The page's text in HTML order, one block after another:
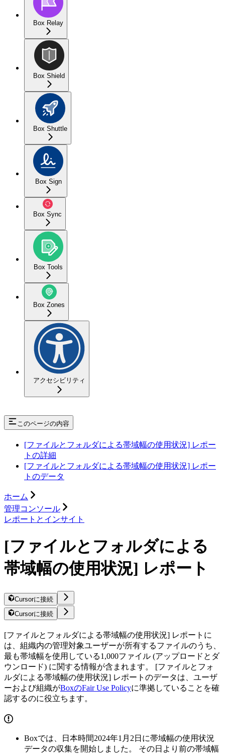
Box Relay
Box Shield
Box Shuttle
Box Sign
Box Sync
Box Tools
Box Zones
アクセシビリティ
このページの内容
[ファイルとフォルダによる帯域幅の使用状況] レポー
トの詳細
[ファイルとフォルダによる帯域幅の使用状況] レポー
トのデータ
ホーム
管理コンソール
レポートとインサイト
[ファイルとフォルダによる
帯域幅の使用状況] レポート
Cursorに接続
Cursorに接続
[ファイルとフォルダによる帯域幅の使用状況] レポートに
は、組織内の管理対象ユーザーが所有するファイルのうち、
最も帯域幅を使用している1,000ファイル (アップロードとダ
ウンロード) に関する情報が含まれます。 [ファイルとフォ
ルダによる帯域幅の使用状況] レポートのデータは、ユーザ
ーおよび組織がBoxのFair Use Policyに準拠していることを確
認するのに役立ちます。
Boxでは、日本時間2024年1月2日に帯域幅の使用状況
データの収集を開始しました。 その日より前の帯域幅